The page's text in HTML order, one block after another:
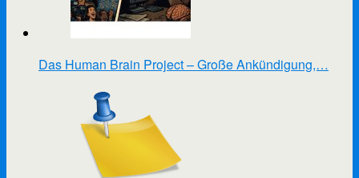
Das Human Brain Project – Große Ankündigung,…